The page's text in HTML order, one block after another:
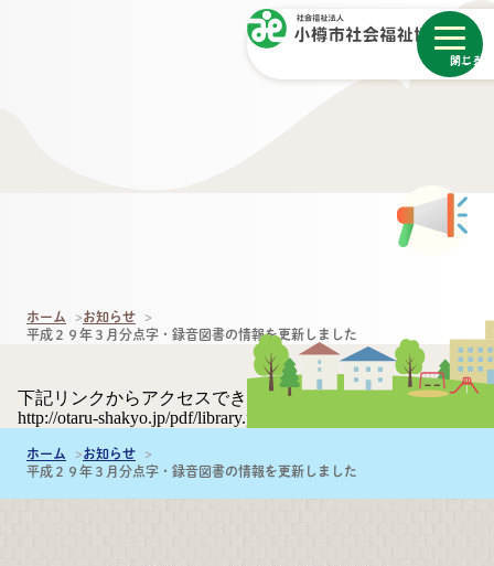
メニュー
閉じる
ホーム
お知らせ
平成２９年３月分点字・録音図書の情報を更新しました
下記リンクからアクセスできます。
http://otaru-shakyo.jp/pdf/library.pdf
ホーム
お知らせ
平成２９年３月分点字・録音図書の情報を更新しました